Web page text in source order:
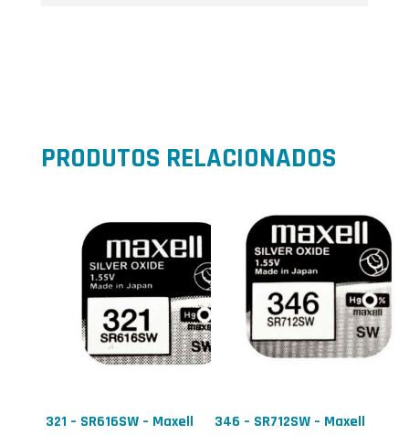
PRODUTOS RELACIONADOS
321 – SR616SW – Maxell 346 – SR712SW – Maxell